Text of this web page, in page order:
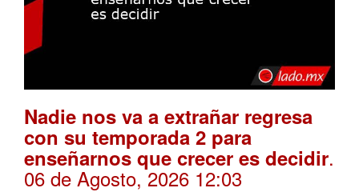
Nadie nos va a extrañar regresa
con su temporada 2 para
enseñarnos que crecer es decidir.
06 de Agosto, 2026 12:03